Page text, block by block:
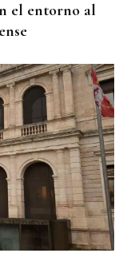
el entorno al